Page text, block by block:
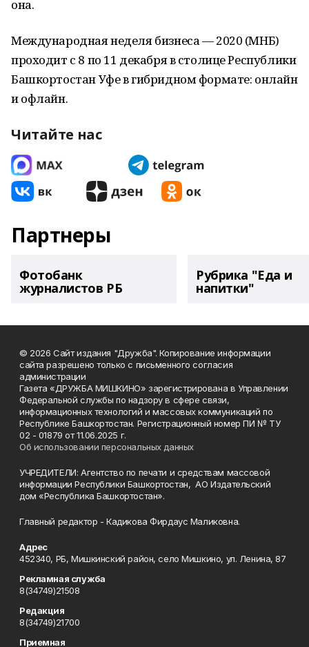
она.
Международная неделя бизнеса — 2020 (МНБ)
проходит с 8 по 11 декабря в столице Республики
Башкортостан Уфе в гибридном формате: онлайн
и офлайн.
Читайте нас
Партнеры
Фотобанк
журналистов РБ
Рубрика "Еда и
напитки"
© 2026 Сайт издания "Дружба". Копирование информации
сайта разрешено только с письменного согласия
администрации
Газета «ДРУЖБА МИШКИНО» зарегистрирована в Управлении
Федеральной службы по надзору в сфере связи,
информационных технологий и массовых коммуникаций по
Республике Башкортостан. Регистрационный номер ПИ № ТУ
02 - 01879 от 11.06.2025 г.
Об использовании персональных данных
УЧРЕДИТЕЛИ: Агентство по печати и средствам массовой
информации Республики Башкортостан, АО Издательский
дом «Республика Башкортостан».
Главный редактор - Кадикова Фирдаус Маликовна.
Адрес
452340, РБ, Мишкинский район, село Мишкино, ул. Ленина, 87
Рекламная служба
8(34749)21508
Редакция
8(34749)21700
Приемная